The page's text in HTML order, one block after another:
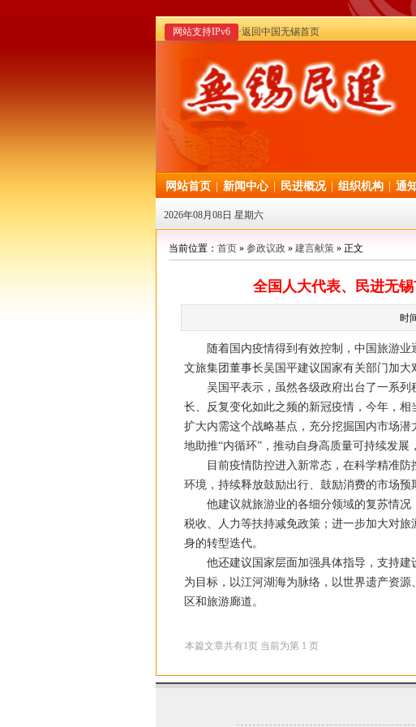
网站支持IPv6 ·返回中国无锡首页
网站首页 新闻中心 民进概况 组织机构 通
2026年08月08日 星期六
当前位置： 首页 » 参政议政 » 建言献策 » 正文
全国人大代表、民进无
时
随着国内疫情得到有效控制，中国旅游业
文旅集团董事长吴国平建议国家有关部门加大
吴国平表示，虽然各级政府出台了一系列
长、反复变化如此之频的新冠疫情，今年，
扩大内需这个战略基点，充分挖掘国内市场
地助推“内循环”，推动自身高质量可持续发展
目前疫情防控进入新常态，在科学精准防
环境，持续释放鼓励出行、鼓励消费的市场预
他建议就旅游业的各细分领域的复苏情况
税收、人力等扶持减免政策；进一步加大对
身的转型迭代。
他还建议国家层面加强具体指导，支持建
为目标，以江河湖海为脉络，以世界遗产资
区和旅游廊道。
本篇文章共有1页 当前为第 1 页